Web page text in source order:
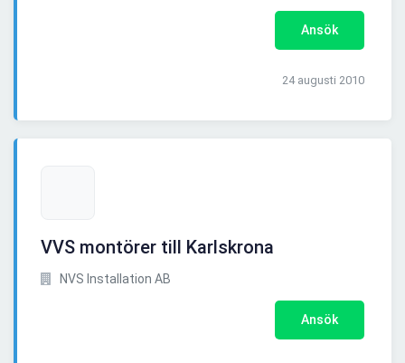
Ansök
24 augusti 2010
VVS montörer till Karlskrona
NVS Installation AB
Ansök